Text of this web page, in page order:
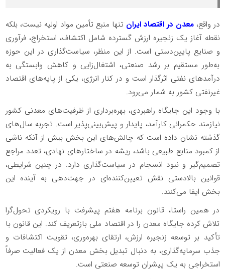
در واقع،معدن در اقتصاد ایران تنها منبع تأمین مواد اولیه نیست، بلکه
نقطه آغاز یک زنجیره ارزش گسترده شامل اکتشاف، استخراج، فرآوری
و صنایع پایین‌دستی است. از این منظر، سیاست‌گذاری در این حوزه
به‌طور مستقیم بر رشد صنعتی، اشتغال‌زایی و کاهش وابستگی به
درآمدهای نفتی اثرگذار است و در کنار انرژی، یکی از پایه‌های اقتصاد
غیرنفتی کشور به شمار می‌رود.
با وجود این جایگاه راهبردی، بهره‌برداری از ظرفیت‌های معدنی کشور
نیازمند حکمرانی کارآمد، پایدار و پیش‌بینی‌پذیر است. تجربه سال‌های
گذشته نشان داده است که چالش‌های این بخش بیش از آنکه ناشی
از کمبود منابع طبیعی باشد، ریشه در ساختارهای نهادی، تعدد مراجع
تصمیم‌گیر و نبود انسجام در سیاست‌گذاری دارد. در چنین شرایطی،
قوانین بالادستی نقش تعیین‌کننده‌ای در جهت‌دهی به آینده این
بخش ایفا می‌کنند.
در همین راستا، قانون برنامه هفتم پیشرفت با رویکردی تحول‌گرا
تلاش کرده جایگاه معدن را در اقتصاد ملی بازتعریف کند. این قانون با
تأکید بر توسعه زنجیره ارزش، ارتقای بهره‌وری، تقویت اکتشافات و
جذب سرمایه‌گذاری، به دنبال تبدیل بخش معدن از یک فعالیت صرفاً
استخراجی به یک پیشران توسعه صنعتی است.